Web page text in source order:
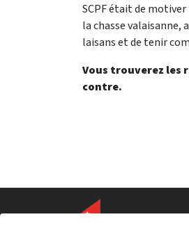
SCPF était de motiver
la chasse valaisanne,
laisans et de tenir
Vous trouverez les
contre.